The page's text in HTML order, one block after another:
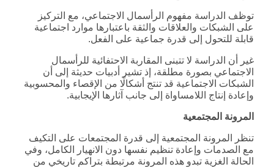
توظف الدراسة مفهوم الرأسمال الاجتماعي، مع التركيز
على الشبكات والعلاقات والثقة باعتبارها موارد اجتماعية
قابلة للتحول إلى قدرة جماعية على الفعل.
غير أن الدراسة لا تتبنى المقاربة الاحتفائية للرأسمال
الاجتماعي بصورة مطلقة، إذ تشير أدبيات حديثة إلى أن
الشبكات الاجتماعية قد تنتج أشكالًا من الإقصاء والمحسوبية
وإعادة إنتاج اللامساواة إلى جانب آثارها الإيجابية.
المرونة المجتمعية
تنظر المرونة المجتمعية إلى قدرة المجتمعات على التكيف
مع الصدمات وإعادة تنظيم نفسها دون الانهيار الكامل، وفي
الحالة الغزية تبدو هذه المرونة مرتبطة بتراكم تاريخي من